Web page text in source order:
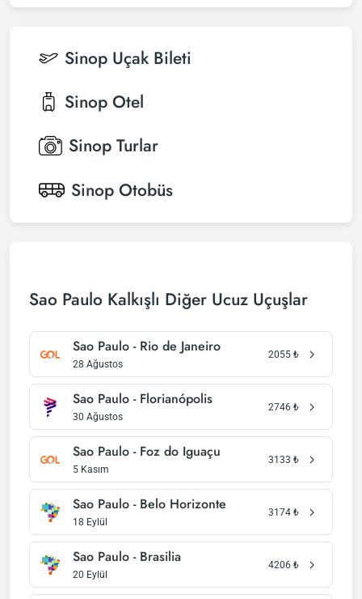
Sinop Uçak Bileti
Sinop Otel
Sinop Turlar
Sinop Otobüs
Sao Paulo Kalkışlı Diğer Ucuz Uçuşlar
Sao Paulo - Rio de Janeiro
28 Ağustos
2055 ₺
Sao Paulo - Florianópolis
30 Ağustos
2746 ₺
Sao Paulo - Foz do Iguaçu
5 Kasım
3133 ₺
Sao Paulo - Belo Horizonte
18 Eylül
3174 ₺
Sao Paulo - Brasilia
20 Eylül
4206 ₺